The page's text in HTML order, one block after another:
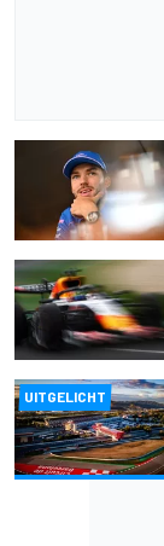
UITGELICHT